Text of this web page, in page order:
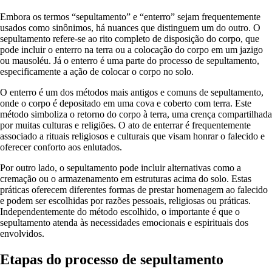
Embora os termos “sepultamento” e “enterro” sejam frequentemente
usados como sinônimos, há nuances que distinguem um do outro. O
sepultamento refere-se ao rito completo de disposição do corpo, que
pode incluir o enterro na terra ou a colocação do corpo em um jazigo
ou mausoléu. Já o enterro é uma parte do processo de sepultamento,
especificamente a ação de colocar o corpo no solo.
O enterro é um dos métodos mais antigos e comuns de sepultamento,
onde o corpo é depositado em uma cova e coberto com terra. Este
método simboliza o retorno do corpo à terra, uma crença compartilhada
por muitas culturas e religiões. O ato de enterrar é frequentemente
associado a rituais religiosos e culturais que visam honrar o falecido e
oferecer conforto aos enlutados.
Por outro lado, o sepultamento pode incluir alternativas como a
cremação ou o armazenamento em estruturas acima do solo. Estas
práticas oferecem diferentes formas de prestar homenagem ao falecido
e podem ser escolhidas por razões pessoais, religiosas ou práticas.
Independentemente do método escolhido, o importante é que o
sepultamento atenda às necessidades emocionais e espirituais dos
envolvidos.
Etapas do processo de sepultamento